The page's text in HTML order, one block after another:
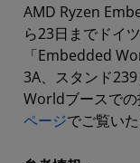
AMD Ryzen
ら23日までドイ
「Embedded
3A、スタンド
Worldブースで
ページでご覧いた